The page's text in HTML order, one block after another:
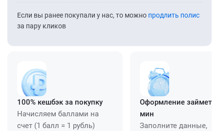
Если вы ранее покупали у нас, то можно продлить полис
за пару кликов
100% кешбэк за покупку
Начисляем баллами на
счет (1 балл = 1 рубль)
Оформление займет
мин
Заполните данные,